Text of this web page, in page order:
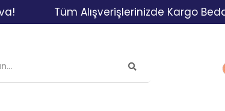
Tüm Alışverişlerinizde Kargo Bedava!